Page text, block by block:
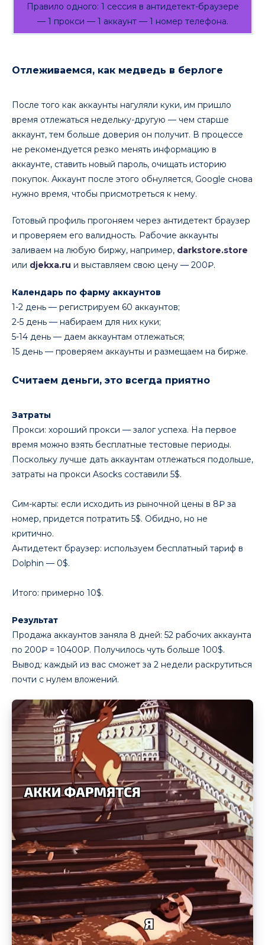
Правило одного: 1 сессия в антидетект-браузере
— 1 прокси — 1 аккаунт — 1 номер телефона.
Отлеживаемся, как медведь в берлоге
После того как аккаунты нагуляли куки, им пришло
время отлежаться недельку-другую — чем старше
аккаунт, тем больше доверия он получит. В процессе
не рекомендуется резко менять информацию в
аккаунте, ставить новый пароль, очищать историю
покупок. Аккаунт после этого обнуляется, Google снова
нужно время, чтобы присмотреться к нему.
Готовый профиль прогоняем через антидетект браузер
и проверяем его валидность. Рабочие аккаунты
заливаем на любую биржу, например, darkstore.store
или djekxa.ru и выставляем свою цену — 200₽.
Календарь по фарму аккаунтов
1-2 день — регистрируем 60 аккаунтов;
2-5 день — набираем для них куки;
5-14 день — даем аккаунтам отлежаться;
15 день — проверяем аккаунты и размещаем на бирже.
Считаем деньги, это всегда приятно
Затраты
Прокси: хороший прокси — залог успеха. На первое
время можно взять бесплатные тестовые периоды.
Поскольку лучше дать аккаунтам отлежаться подольше,
затраты на прокси Asocks составили 5$.
Сим-карты: если исходить из рыночной цены в 8₽ за
номер, придется потратить 5$. Обидно, но не
критично.
Антидетект браузер: используем бесплатный тариф в
Dolphin — 0$.
Итого: примерно 10$.
Результат
Продажа аккаунтов заняла 8 дней: 52 рабочих аккаунта
по 200₽ = 10400₽. Получилось чуть больше 100$.
Вывод: каждый из вас сможет за 2 недели раскрутиться
почти с нулем вложений.